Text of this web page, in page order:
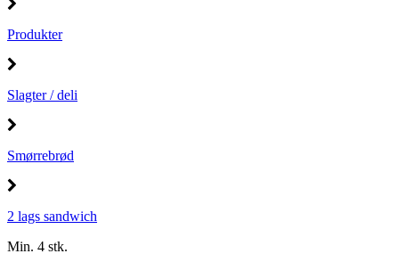
Produkter
Slagter / deli
Smørrebrød
2 lags sandwich
Min. 4 stk.